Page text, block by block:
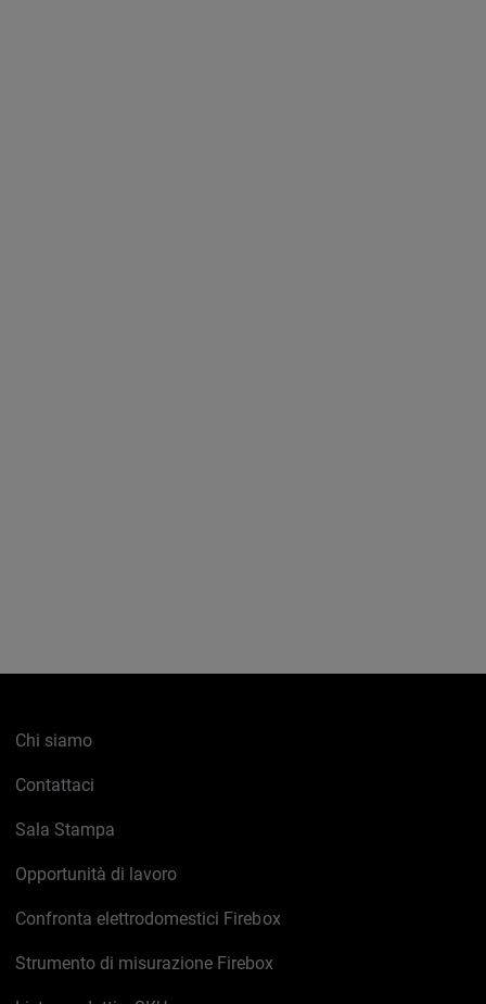
Chi siamo
Contattaci
Sala Stampa
Opportunità di lavoro
Confronta elettrodomestici Firebox
Strumento di misurazione Firebox